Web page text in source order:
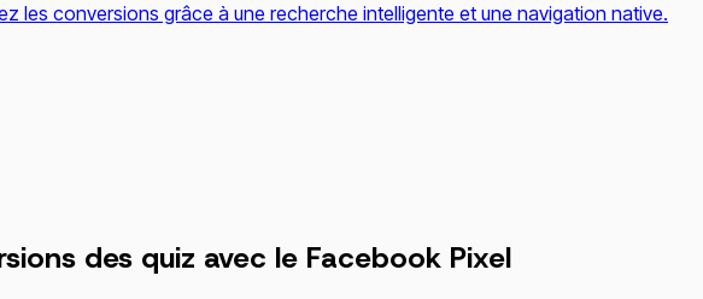
les conversions grâce à une recherche intelligente et une navigation native.
des quiz avec le Facebook Pixel